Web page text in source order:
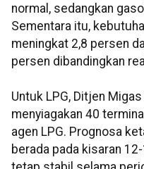
normal, sedangkan
Sementara itu,
meningkat 2,8 persen
persen dibandingkan
Untuk LPG, Ditjen
menyiagakan 40
agen LPG. Prognosa
berada pada kisaran